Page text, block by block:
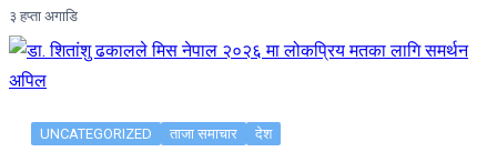
३ हप्ता अगाडि
UNCATEGORIZED ताजा समाचार देश